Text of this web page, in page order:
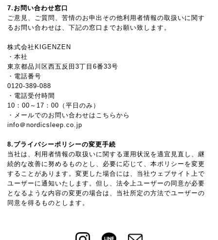
7.お問い合わせ窓口
ご意見、ご質問、苦情のお申出その他利用者情報の取扱いに関す
るお問い合わせは、下記の窓口までお願い致します。
株式会社KIGENZEN
・本社
東京都品川区西五反田3丁目6番33号
・電話番号
0120-389-088
・電話受付時間
10：00～17：00（平日のみ）
・メールでのお問い合わせはこちらから
info＠nordicsleep.co.jp
8.プライバシーポリシーの変更手続
当社は、利用者情報の取扱いに関する運用状況を適宜見直し、継
続的な改善に努めるものとし、必要に応じて、本ポリシーを変更
することがあります。変更した場合には、当社ウェブサイト上で
ユーザーに通知いたします。但し、法令上ユーザーの同意が必要
となるような内容の変更の場合は、当社所定の方法でユーザーの
同意を得るものとします。